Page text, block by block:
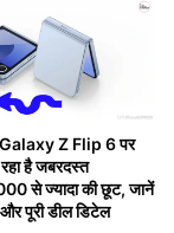
Z Flip 6 पर
है जबरदस्त
से ज्यादा की छूट, जानें
पूरी डील डिटेल